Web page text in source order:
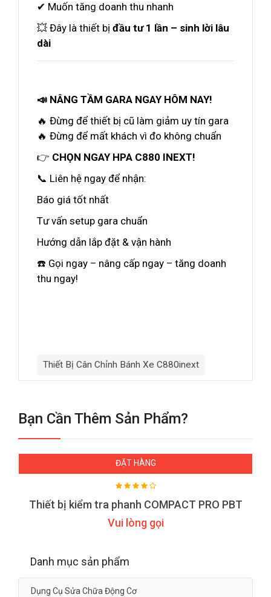
✔ Muốn tăng doanh thu nhanh
💥 Đây là thiết bị đầu tư 1 lần – sinh lời lâu
dài
📣 NÂNG TẦM GARA NGAY HÔM NAY!
🔥 Đừng để thiết bị cũ làm giảm uy tín gara
🔥 Đừng để mất khách vì đo không chuẩn
👉 CHỌN NGAY HPA C880 INEXT!
📞 Liên hệ ngay để nhận:
Báo giá tốt nhất
Tư vấn setup gara chuẩn
Hướng dẫn lắp đặt & vận hành
☎️ Gọi ngay – nâng cấp ngay – tăng doanh
thu ngay!
Thiết Bị Cân Chỉnh Bánh Xe C880inext
Bạn Cần Thêm Sản Phẩm?
ĐẶT HÀNG
Thiết bị kiểm tra phanh COMPACT PRO PBT
Vui lòng gọi
Danh mục sản phẩm
Dụng Cụ Sửa Chữa Động Cơ